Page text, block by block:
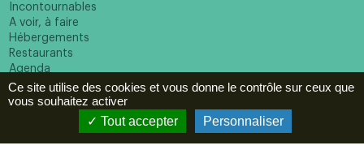
Incontournables
A voir, à faire
Hébergements
Restaurants
Agenda
ESPACE PRO
Ce site utilise des cookies et vous donne le contrôle sur ceux que
vous souhaitez activer
Tout accepter
Personnaliser